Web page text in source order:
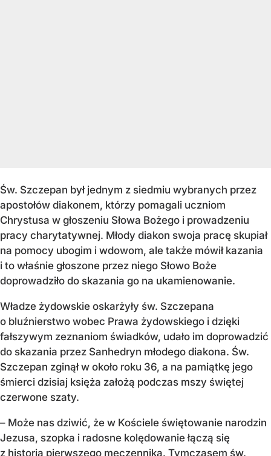
Św. Szczepan był jednym z siedmiu wybranych przez
apostołów diakonem, którzy pomagali uczniom
Chrystusa w głoszeniu Słowa Bożego i prowadzeniu
pracy charytatywnej. Młody diakon swoja pracę skupiał
na pomocy ubogim i wdowom, ale także mówił kazania
i to właśnie głoszone przez niego Słowo Boże
doprowadziło do skazania go na ukamienowanie.
Władze żydowskie oskarżyły św. Szczepana
o bluźnierstwo wobec Prawa żydowskiego i dzięki
fałszywym zeznaniom świadków, udało im doprowadzić
do skazania przez Sanhedryn młodego diakona. Św.
Szczepan zginął w około roku 36, a na pamiątkę jego
śmierci dzisiaj księża założą podczas mszy świętej
czerwone szaty.
– Może nas dziwić, że w Kościele świętowanie narodzin
Jezusa, szopka i radosne kolędowanie łączą się
z historią pierwszego męczennika. Tymczasem św.